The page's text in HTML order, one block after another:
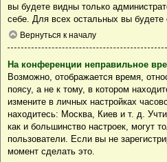
вы будете видны только
себе. Для всех остальных вы будете
Вернуться к началу
На конференции неправильное
Возможно, отображается время,
поясу, а не к тому, в котором
измените в личных настройках
находитесь: Москва, Киев и т. д.
как и большинство настроек, могут
пользователи. Если вы не
момент сделать это.